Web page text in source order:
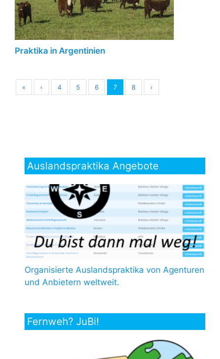
Praktika in Argentinien
« ‹ 4 5 6 7 8 ›
Auslandspraktika Angebote
Organisierte Auslandspraktika von Agenturen
und Anbietern weltweit.
Fernweh? JuBi!